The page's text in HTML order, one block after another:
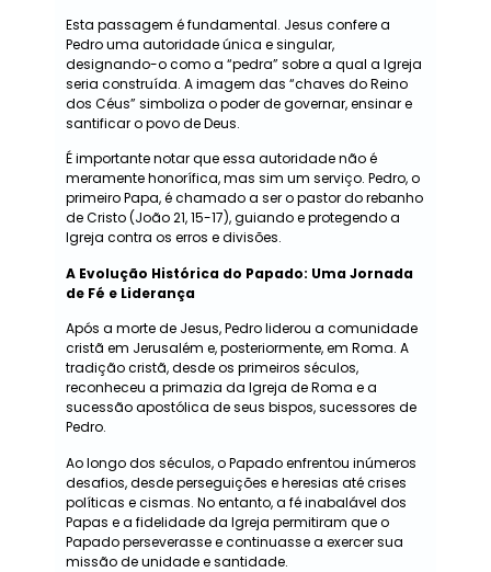
Esta passagem é fundamental. Jesus confere a
Pedro uma autoridade única e singular,
designando-o como a “pedra” sobre a qual a Igreja
seria construída. A imagem das “chaves do Reino
dos Céus” simboliza o poder de governar, ensinar e
santificar o povo de Deus.
É importante notar que essa autoridade não é
meramente honorífica, mas sim um serviço. Pedro, o
primeiro Papa, é chamado a ser o pastor do rebanho
de Cristo (João 21, 15-17), guiando e protegendo a
Igreja contra os erros e divisões.
A Evolução Histórica do Papado: Uma Jornada
de Fé e Liderança
Após a morte de Jesus, Pedro liderou a comunidade
cristã em Jerusalém e, posteriormente, em Roma. A
tradição cristã, desde os primeiros séculos,
reconheceu a primazia da Igreja de Roma e a
sucessão apostólica de seus bispos, sucessores de
Pedro.
Ao longo dos séculos, o Papado enfrentou inúmeros
desafios, desde perseguições e heresias até crises
políticas e cismas. No entanto, a fé inabalável dos
Papas e a fidelidade da Igreja permitiram que o
Papado perseverasse e continuasse a exercer sua
missão de unidade e santidade.